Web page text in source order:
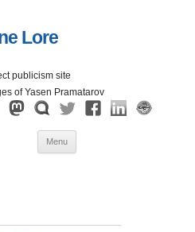
Lore
publicism site
of Yasen Pramatarov
Menu